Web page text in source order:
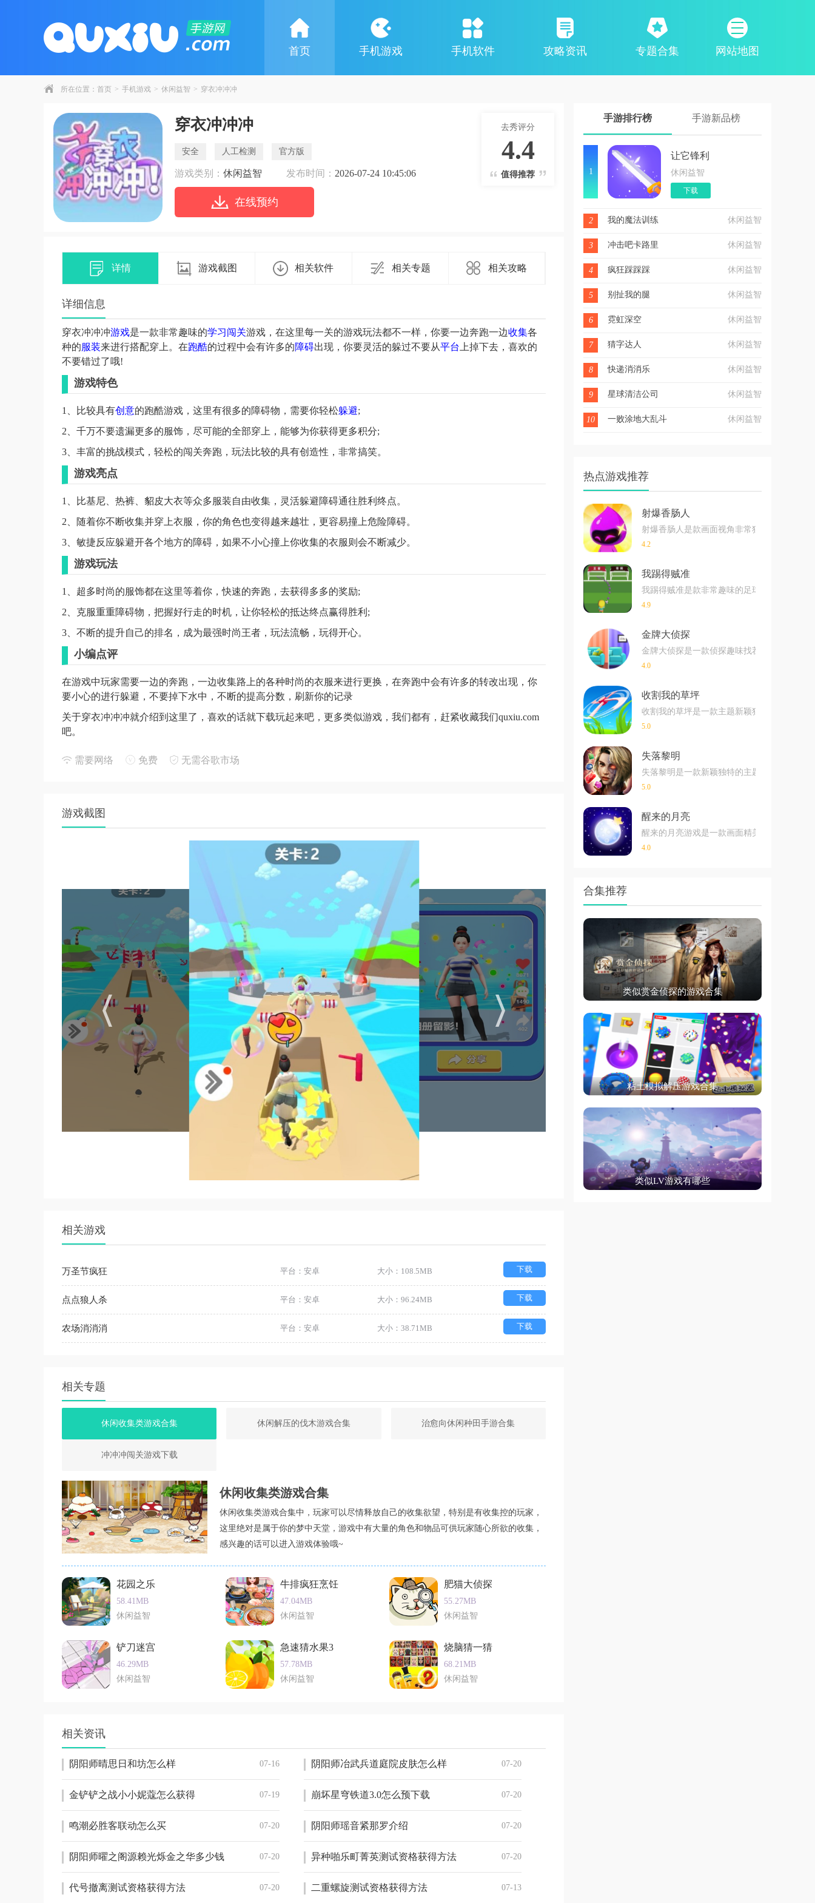
网站地图
首页 手机游戏 手机软件 攻略资讯 专题合集
所在位置： 首页 > 手机游戏 > 休闲益智 > 穿衣冲冲冲
穿衣冲冲冲
安全 人工检测 官方版
游戏类别： 休闲益智 发布时间： 2026-07-24 10:45:06
在线预约
去秀评分
4.4
值得推荐
详情 游戏截图 相关软件 相关专题 相关攻略
详细信息
穿衣冲冲冲游戏是一款非常趣味的学习闯关游戏，在这里每一关的游戏玩法都不一样，你要一边奔跑一边收集各
种的服装来进行搭配穿上。在跑酷的过程中会有许多的障碍出现，你要灵活的躲过不要从平台 上掉下去，喜欢的
不要错过了哦!
游戏特色
1、比较具有创意的跑酷游戏，这里有很多的障碍物，需要你轻松躲避;
2、千万不要遗漏更多的服饰，尽可能的全部穿上，能够为你获得更多积分;
3、丰富的挑战模式，轻松的闯关奔跑，玩法比较的具有创造性，非常搞笑。
游戏亮点
1、比基尼、热裤、貂皮大衣等众多服装自由收集，灵活躲避障碍通往胜利终点。
2、随着你不断收集并穿上衣服，你的角色也变得越来越壮，更容易撞上危险障碍。
3、敏捷反应躲避开各个地方的障碍，如果不小心撞上你收集的衣服则会不断减少。
游戏玩法
1、超多时尚的服饰都在这里等着你，快速的奔跑，去获得多多的奖励;
2、克服重重障碍物，把握好行走的时机，让你轻松的抵达终点赢得胜利;
3、不断的提升自己的排名，成为最强时尚王者，玩法流畅，玩得开心。
小编点评
在游戏中玩家需要一边的奔跑，一边收集路上的各种时尚的衣服来进行更换，在奔跑中会有许多的转改出现，你
要小心的进行躲避，不要掉下水中，不断的提高分数，刷新你的记录
关于穿衣冲冲冲就介绍到这里了，喜欢的话就下载玩起来吧，更多类似游戏，我们都有，赶紧收藏我们quxiu.com
吧。
需要网络 免费 无需谷歌市场
游戏截图
相关游戏
万圣节疯狂 平台：安卓 大小：108.5MB 下载
点点狼人杀 平台：安卓 大小：96.24MB 下载
农场消消消 平台：安卓 大小：38.71MB 下载
相关专题
休闲收集类游戏合集 休闲解压的伐木游戏合集 治愈向休闲种田手游合集
冲冲冲闯关游戏下载
休闲收集类游戏合集
休闲收集类游戏合集中，玩家可以尽情释放自己的收集欲望，特别是有收集控的玩家，
这里绝对是属于你的梦中天堂，游戏中有大量的角色和物品可供玩家随心所欲的收集，
感兴趣的话可以进入游戏体验哦~
花园之乐
58.41MB
休闲益智
牛排疯狂烹饪
47.04MB
休闲益智
肥猫大侦探
55.27MB
休闲益智
铲刀迷宫
46.29MB
休闲益智
急速猜水果3
57.78MB
休闲益智
烧脑猜一猜
68.21MB
休闲益智
相关资讯
07-16
阴阳师晴思日和坊怎么样 07-20
阴阳师冶武兵道庭院皮肤怎么样
07-19
金铲铲之战小小妮蔻怎么获得 07-20
崩坏星穹铁道3.0怎么预下载
07-20
鸣潮必胜客联动怎么买 07-20
阴阳师瑶音紧那罗介绍
07-20
阴阳师曜之阁源赖光烁金之华多少钱 07-20
异种啪乐町菁英测试资格获得方法
07-20
代号撤离测试资格获得方法 07-13
二重螺旋测试资格获得方法
手游排行榜 手游新品榜
1
让它锋利
休闲益智
下载
2 我的魔法训练 休闲益智
3 冲击吧卡路里 休闲益智
4 疯狂踩踩踩 休闲益智
5 别扯我的腿 休闲益智
6 霓虹深空 休闲益智
7 猜字达人 休闲益智
8 快递消消乐 休闲益智
9 星球清洁公司 休闲益智
10 一败涂地大乱斗 休闲益智
热点游戏推荐
射爆香肠人
射爆香肠人是款画面视角非常独特的休闲闯
4.2
我踢得贼准
我踢得贼准是款非常趣味的足球射门闯关小
4.9
金牌大侦探
金牌大侦探是一款侦探趣味找茬玩法的游戏
4.0
收割我的草坪
收割我的草坪是一款主题新颖独特的超解压
5.0
失落黎明
失落黎明是一款新颖独特的主题消除游戏在
5.0
醒来的月亮
醒来的月亮游戏是一款画面精美，场景设计
4.0
合集推荐
类似赏金侦探的游戏合集
粘土模拟解压游戏合集
类似LV游戏有哪些